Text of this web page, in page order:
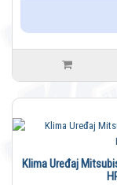
Klima Uređaj